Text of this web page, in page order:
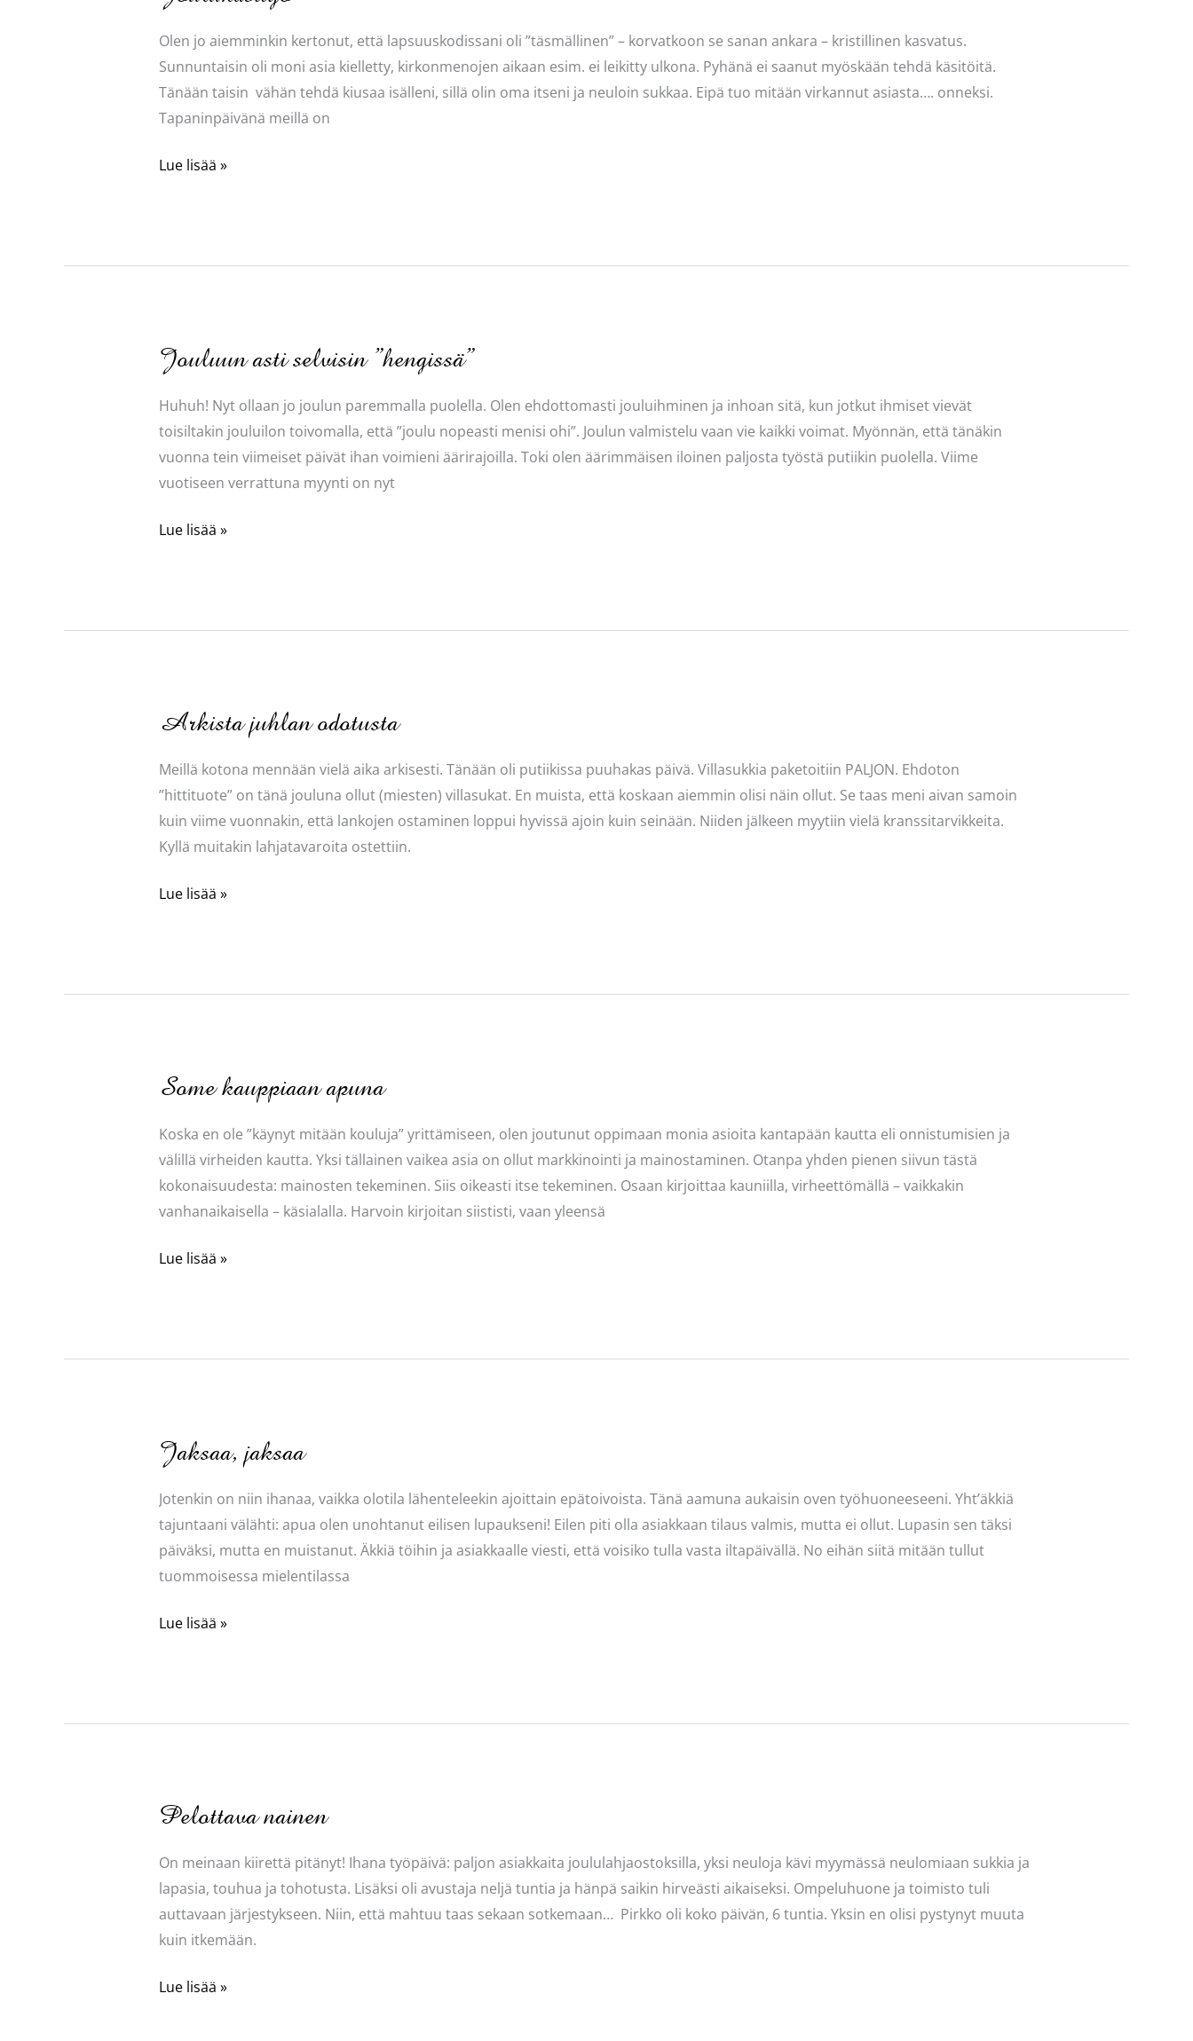
Olen jo aiemminkin kertonut, että lapsuuskodissani oli ”täsmällinen” – korvatkoon se sanan ankara – kristillinen kasvatus.
Sunnuntaisin oli moni asia kielletty, kirkonmenojen aikaan esim. ei leikitty ulkona. Pyhänä ei saanut myöskään tehdä käsitöitä.
Tänään taisin vähän tehdä kiusaa isälleni, sillä olin oma itseni ja neuloin sukkaa. Eipä tuo mitään virkannut asiasta…. onneksi.
Tapaninpäivänä meillä on
Joulukäsityö
Lue lisää »
Jouluun asti selvisin ”hengissä”
Huhuh! Nyt ollaan jo joulun paremmalla puolella. Olen ehdottomasti jouluihminen ja inhoan sitä, kun jotkut ihmiset vievät
toisiltakin jouluilon toivomalla, että ”joulu nopeasti menisi ohi”. Joulun valmistelu vaan vie kaikki voimat. Myönnän, että tänäkin
vuonna tein viimeiset päivät ihan voimieni äärirajoilla. Toki olen äärimmäisen iloinen paljosta työstä putiikin puolella. Viime
vuotiseen verrattuna myynti on nyt
Jouluun
Lue lisää »
Arkista juhlan odotusta
Meillä kotona mennään vielä aika arkisesti. Tänään oli putiikissa puuhakas päivä. Villasukkia paketoitiin PALJON. Ehdoton
”hittituote” on tänä jouluna ollut (miesten) villasukat. En muista, että koskaan aiemmin olisi näin ollut. Se taas meni aivan samoin
kuin viime vuonnakin, että lankojen ostaminen loppui hyvissä ajoin kuin seinään. Niiden jälkeen myytiin vielä kranssitarvikkeita.
Kyllä muitakin lahjatavaroita ostettiin.
Arkista
Lue lisää »
Some kauppiaan apuna
Koska en ole ”käynyt mitään kouluja” yrittämiseen, olen joutunut oppimaan monia asioita kantapään kautta eli onnistumisien ja
välillä virheiden kautta. Yksi tällainen vaikea asia on ollut markkinointi ja mainostaminen. Otanpa yhden pienen siivun tästä
kokonaisuudesta: mainosten tekeminen. Siis oikeasti itse tekeminen. Osaan kirjoittaa kauniilla, virheettömällä – vaikkakin
vanhanaikaisella – käsialalla. Harvoin kirjoitan siististi, vaan yleensä
Some
Lue lisää »
Jaksaa, jaksaa
Jotenkin on niin ihanaa, vaikka olotila lähenteleekin ajoittain epätoivoista. Tänä aamuna aukaisin oven työhuoneeseeni. Yht’äkkiä
tajuntaani välähti: apua olen unohtanut eilisen lupaukseni! Eilen piti olla asiakkaan tilaus valmis, mutta ei ollut. Lupasin sen täksi
päiväksi, mutta en muistanut. Äkkiä töihin ja asiakkaalle viesti, että voisiko tulla vasta iltapäivällä. No eihän siitä mitään tullut
tuommoisessa mielentilassa
Jaksaa,
Lue lisää »
Pelottava nainen
On meinaan kiirettä pitänyt! Ihana työpäivä: paljon asiakkaita joululahjaostoksilla, yksi neuloja kävi myymässä neulomiaan sukkia ja
lapasia, touhua ja tohotusta. Lisäksi oli avustaja neljä tuntia ja hänpä saikin hirveästi aikaiseksi. Ompeluhuone ja toimisto tuli
auttavaan järjestykseen. Niin, että mahtuu taas sekaan sotkemaan… Pirkko oli koko päivän, 6 tuntia. Yksin en olisi pystynyt muuta
kuin itkemään.
Pelottava
Lue lisää »